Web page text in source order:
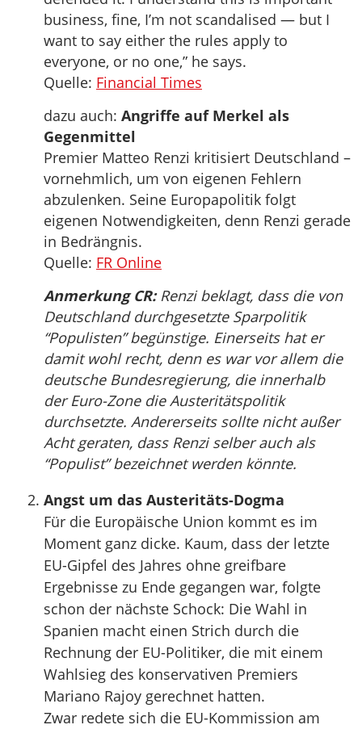
business, fine, I’m not scandalised — but I
want to say either the rules apply to
everyone, or no one,” he says.
Quelle: Financial Times
dazu auch: Angriffe auf Merkel als
Gegenmittel
Premier Matteo Renzi kritisiert Deutschland –
vornehmlich, um von eigenen Fehlern
abzulenken. Seine Europapolitik folgt
eigenen Notwendigkeiten, denn Renzi gerade
in Bedrängnis.
Quelle: FR Online
Anmerkung CR:Renzi beklagt, dass die von
Deutschland durchgesetzte Sparpolitik
“Populisten” begünstige. Einerseits hat er
damit wohl recht, denn es war vor allem die
deutsche Bundesregierung, die innerhalb
der Euro-Zone die Austeritätspolitik
durchsetzte. Andererseits sollte nicht außer
Acht geraten, dass Renzi selber auch als
“Populist” bezeichnet werden könnte.
Angst um das Austeritäts-Dogma
Für die Europäische Union kommt es im
Moment ganz dicke. Kaum, dass der letzte
EU-Gipfel des Jahres ohne greifbare
Ergebnisse zu Ende gegangen war, folgte
schon der nächste Schock: Die Wahl in
Spanien macht einen Strich durch die
Rechnung der EU-Politiker, die mit einem
Wahlsieg des konservativen Premiers
Mariano Rajoy gerechnet hatten.
Zwar redete sich die EU-Kommission am